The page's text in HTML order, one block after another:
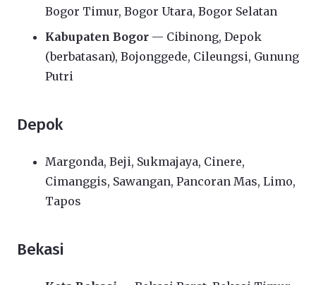
Bogor Timur, Bogor Utara, Bogor Selatan
Kabupaten Bogor — Cibinong, Depok
(berbatasan), Bojonggede, Cileungsi, Gunung
Putri
Depok
Margonda, Beji, Sukmajaya, Cinere,
Cimanggis, Sawangan, Pancoran Mas, Limo,
Tapos
Bekasi